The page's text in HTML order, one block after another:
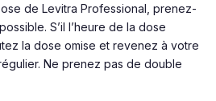
de Levitra Professional, prenez-
S’il l’heure de la dose
la dose omise et revenez à votre
Ne prenez pas de double